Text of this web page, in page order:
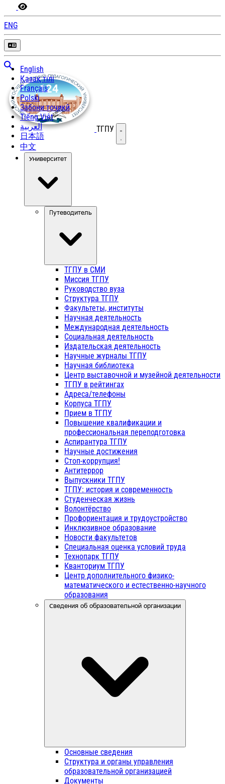
ENG
English
Қазақ тілі
Français
Polski
Забони тоҷикӣ
Tiếng Việt
العربية
日本語
中文
ТГПУ Открыть меню
Университет
Путеводитель
ТГПУ в СМИ
Миссия ТГПУ
Руководство вуза
Структура ТГПУ
Факультеты, институты
Научная деятельность
Международная деятельность
Социальная деятельность
Издательская деятельность
Научные журналы ТГПУ
Научная библиотека
Центр выставочной и музейной деятельности
ТГПУ в рейтингах
Адреса/телефоны
Корпуса ТГПУ
Прием в ТГПУ
Повышение квалификации и
профессиональная переподготовка
Аспирантура ТГПУ
Научные достижения
Стоп-коррупция!
Антитеррор
Выпускники ТГПУ
ТГПУ: история и современность
Студенческая жизнь
Волонтёрство
Профориентация и трудоустройство
Инклюзивное образование
Новости факультетов
Специальная оценка условий труда
Технопарк ТГПУ
Кванториум ТГПУ
Центр дополнительного физико-
математического и естественно-научного
образования
Сведения об образовательной организации
Основные сведения
Структура и органы управления
образовательной организацией
Документы